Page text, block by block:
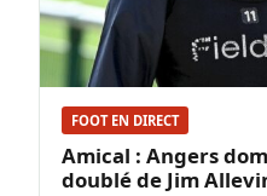
FOOT EN DIRECT
Amical : Angers
doublé de Jim